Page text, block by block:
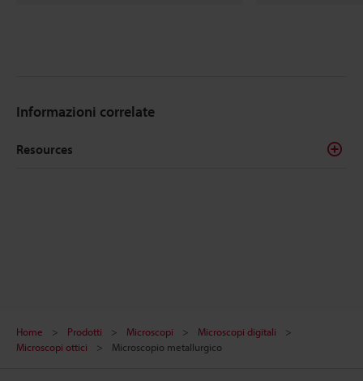
Informazioni correlate
Resources
Home Prodotti Microscopi
Microscopi digitali
Microscopi ottici
Microscopio metallurgico